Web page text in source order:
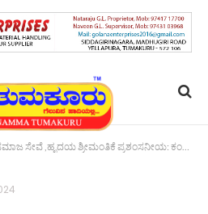
,ಹೃದಯ ಶ್ರೀಮಂತಿಕೆ ಪ್ರಶಂಸನೀಯ: ಕಂಚಿ ಕಾಮ ಕೋಟಿ ಶ್ರೀ